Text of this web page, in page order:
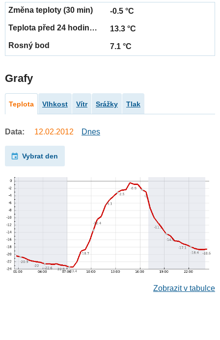
-0.5 °C
13.3 °C
7.1 °C
Grafy
Teplota Vlhkost Vítr Srážky Tlak
Data: 12.02.2012 Dnes
Vybrat den
Zobrazit v tabulce